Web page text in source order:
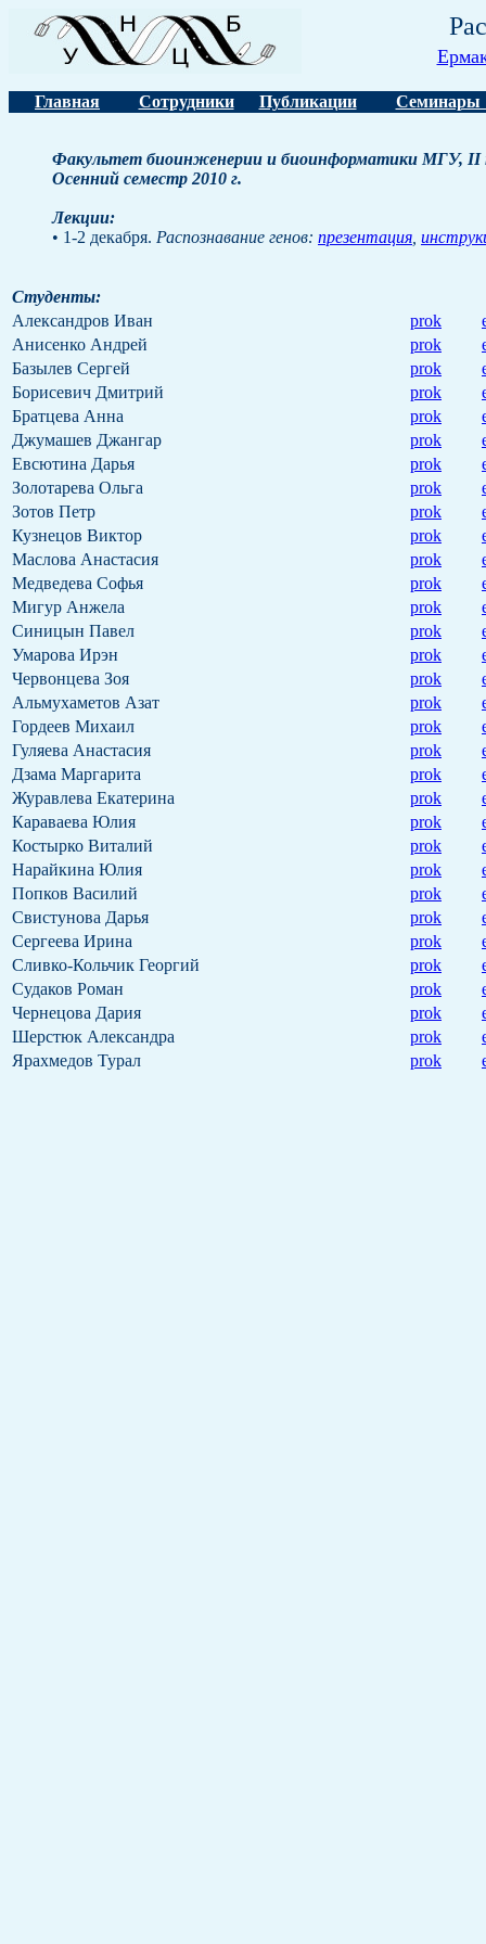
Главная Сотрудники Публикации Семинары
Факультет биоинженерии и биоинформатики МГУ, II
Осенний семестр 2010 г.
Лекции:
• 1-2 декабря. Распознавание генов: презентация
Студенты:
Александров Иван
prok
Анисенко Андрей
prok
Базылев Сергей
prok
Борисевич Дмитрий
prok
Братцева Анна
prok
Джумашев Джангар
prok
Евсютина Дарья
prok
Золотарева Ольга
prok
Зотов Петр
prok
Кузнецов Виктор
prok
Маслова Анастасия
prok
Медведева Софья
prok
Мигур Анжела
prok
Синицын Павел
prok
Умарова Ирэн
prok
Червонцева Зоя
prok
Альмухаметов Азат
prok
Гордеев Михаил
prok
Гуляева Анастасия
prok
Дзама Маргарита
prok
Журавлева Екатерина
prok
Караваева Юлия
prok
Костырко Виталий
prok
Нарайкина Юлия
prok
Попков Василий
prok
Свистунова Дарья
prok
Сергеева Ирина
prok
Сливко-Кольчик Георгий
prok
Судаков Роман
prok
Чернецова Дария
prok
Шерстюк Александра
prok
Ярахмедов Турал
prok